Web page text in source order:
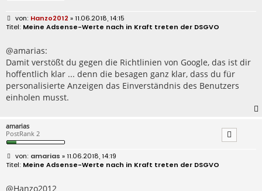
B
e
r
a
g
Hanzo2012 » 11.06.2018, 14:15
Meine Adsense-Werte nach in Kraft treten der DSGVO
@amarias:
Damit verstößt du gegen die Richtlinien von Google, das ist dir
hoffentlich klar ... denn die besagen ganz klar, dass du für
personalisierte Anzeigen das Einverständnis des Benutzers
einholen musst.
amarias
PostRank 2
B
e
i
r
amarias » 11.06.2018, 14:19
Meine Adsense-Werte nach in Kraft treten der DSGVO
@Hanzo2012